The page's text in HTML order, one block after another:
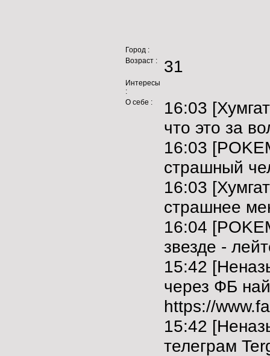
Город :
Возраст :
31
Интересы
:
О себе :
16:03
что это за
16:03
страшный
16:03
страшнее
16:04
звезде -
15:42
через ФБ
https://
15:42
телеграм